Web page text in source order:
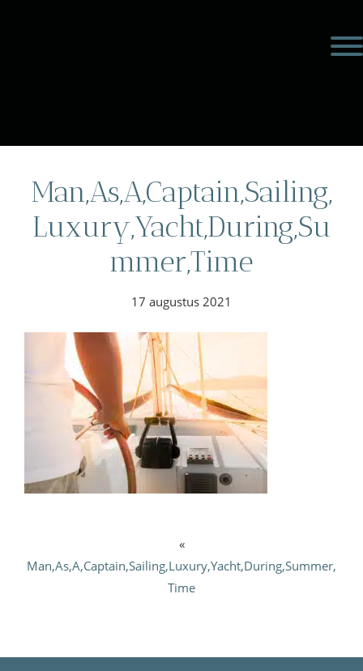
Man,As,A,Captain,Sailing,
Luxury,Yacht,During,Su
mmer,Time
17 augustus 2021
«
Man,As,A,Captain,Sailing,Luxury,Yacht,During,Summer,
Time